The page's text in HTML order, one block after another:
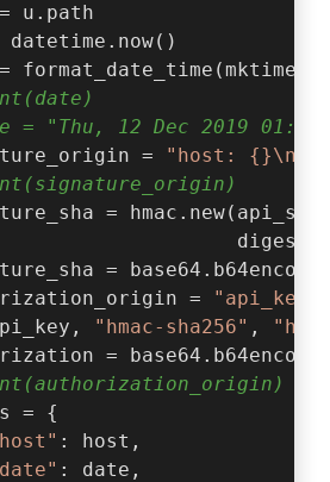
u.path
datetime.now()
= "Thu, 12 Dec 2019
=
"host:
=
=
=
"hmac-sha256" ,
=
= {
: host,
: date,